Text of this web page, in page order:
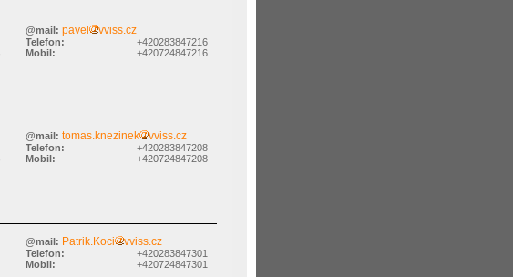
@mail: pavel vviss.cz
+420283847216
Telefon:
+420724847216
Mobil:
@mail: tomas.knezinek vviss.cz
+420283847208
Telefon:
+420724847208
Mobil:
@mail: Patrik.Koci vviss.cz
+420283847301
Telefon:
+420724847301
Mobil: